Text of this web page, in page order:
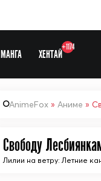
МАНГА ХЕНТАЙ
+1174
AnimeFox » Аниме »
Свободу
Лилии на ветру: Летние